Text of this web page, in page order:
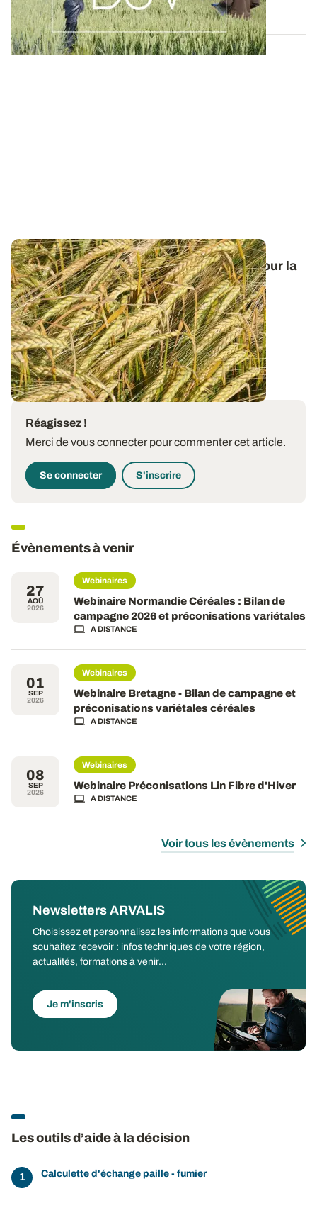
19 MAI 2026
Orge de printemps : nos préconisations pour la
campagne 2026
Retrouvez tous les résultats d’essais de la dernière
campagne et nos préconisations pour...
13 FÉVR. 2026
Réagissez !
Merci de vous connecter pour commenter cet article.
Se connecter S'inscrire
Évènements à venir
27
AOÛ
2026
Webinaires
Webinaire Normandie Céréales : Bilan de
campagne 2026 et préconisations variétales
A DISTANCE
01
SEP
2026
Webinaires
Webinaire Bretagne - Bilan de campagne et
préconisations variétales céréales
A DISTANCE
08
SEP
2026
Webinaires
Webinaire Préconisations Lin Fibre d'Hiver
A DISTANCE
Voir tous les évènements
Newsletters ARVALIS
Choisissez et personnalisez les informations que vous
souhaitez recevoir : infos techniques de votre région,
actualités, formations à venir...
Je m'inscris
Les outils d’aide à la décision
Calculette d'échange paille - fumier